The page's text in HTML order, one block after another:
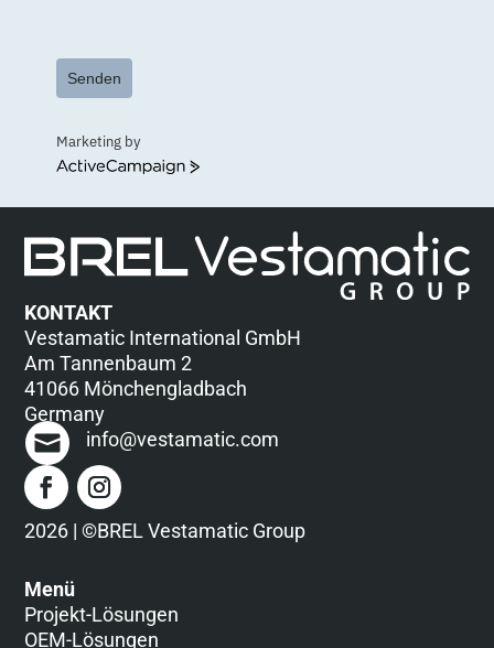
Senden
Marketing by
ActiveCampaign
KONTAKT
Vestamatic International GmbH
Am Tannenbaum 2
41066 Mönchengladbach
Germany
info@vestamatic.com
2026 | ©BREL Vestamatic Group
Menü
Projekt-Lösungen
OEM-Lösungen